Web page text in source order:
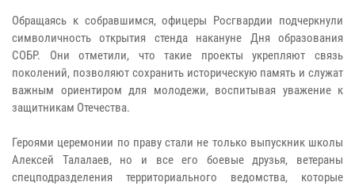
Обращаясь к собравшимся, офицеры Росгвардии подчеркнули
символичность открытия стенда накануне Дня образования
СОБР. Они отметили, что такие проекты укрепляют связь
поколений, позволяют сохранить историческую память и служат
важным ориентиром для молодежи, воспитывая уважение к
защитникам Отечества.
Героями церемонии по праву стали не только выпускник школы
Алексей Талалаев, но и все его боевые друзья, ветераны
спецподразделения территориального ведомства, которые